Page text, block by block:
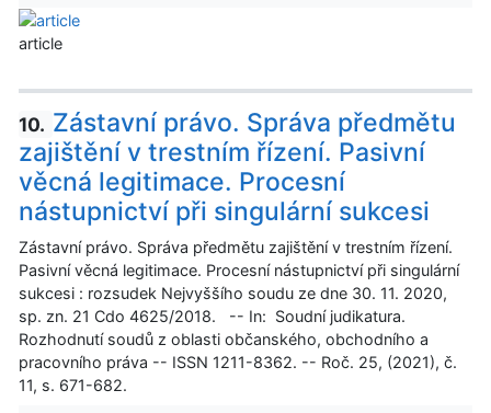
article
10. Zástavní právo. Správa předmětu
zajištění v trestním řízení. Pasivní
věcná legitimace. Procesní
nástupnictví při singulární sukcesi
Zástavní právo. Správa předmětu zajištění v trestním řízení.
Pasivní věcná legitimace. Procesní nástupnictví při singulární
sukcesi : rozsudek Nejvyššího soudu ze dne 30. 11. 2020,
sp. zn. 21 Cdo 4625/2018. -- In: Soudní judikatura.
Rozhodnutí soudů z oblasti občanského, obchodního a
pracovního práva -- ISSN 1211-8362. -- Roč. 25, (2021), č.
11, s. 671-682.